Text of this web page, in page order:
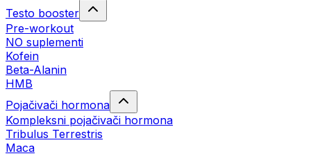
Testo booster
Pre-workout
NO suplementi
Kofein
Beta-Alanin
HMB
Pojačivači hormona
Kompleksni pojačivači hormona
Tribulus Terrestris
Maca